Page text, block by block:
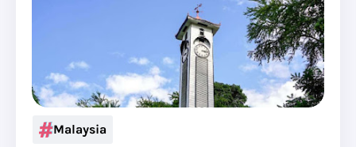
Malaysia